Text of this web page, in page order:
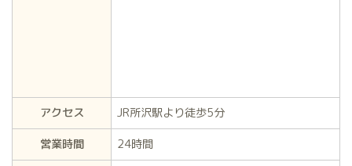
アクセス
JR所沢駅より徒歩5分
営業時間
24時間